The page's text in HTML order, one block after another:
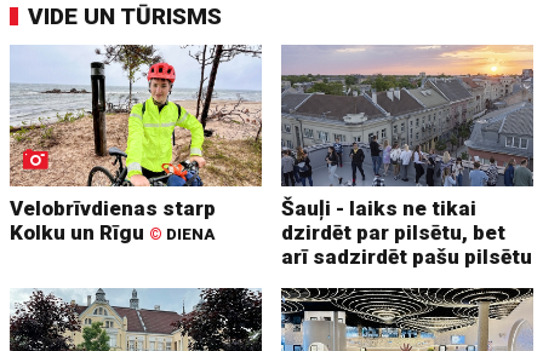
VIDE UN TŪRISMS
Velobrīvdienas starp
Kolku un Rīgu © DIENA
Šauļi - laiks ne tikai
dzirdēt par pilsētu, bet
arī sadzirdēt pašu pilsētu